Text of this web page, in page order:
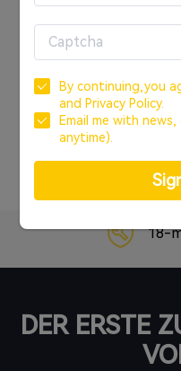
Passwort vergessen?
18-
DER ERSTE
By continuing,you
and Privacy Policy.
Email me with
anytime).